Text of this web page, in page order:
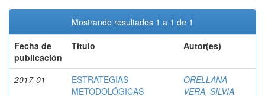
Mostrando resultados 1 a 1 de 1
Fecha de
publicación
Título Autor(es)
2017-01
ESTRATEGIAS
METODOLÓGICAS
ORELLANA
VERA, SILVIA